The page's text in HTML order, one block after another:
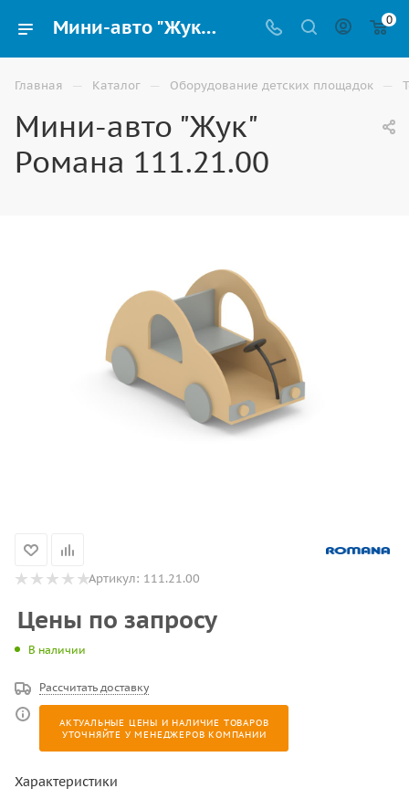
Мини-авто "Жук" Романа 111.21.00 купить для детской игровой площадки в Элисте 0
Главная — Каталог — Оборудование детских площадок —
Мини-авто "Жук"
Романа 111.21.00
Артикул: 111.21.00
Цены по запросу
В наличии
Рассчитать доставку
АКТУАЛЬНЫЕ ЦЕНЫ И НАЛИЧИЕ ТОВАРОВ
УТОЧНЯЙТЕ У МЕНЕДЖЕРОВ КОМПАНИИ
Характеристики